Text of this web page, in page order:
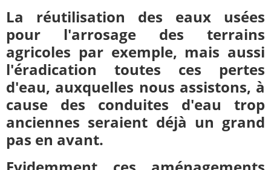
La réutilisation des eaux usées
pour l'arrosage des terrains
agricoles par exemple, mais aussi
l'éradication toutes ces pertes
d'eau, auxquelles nous assistons, à
cause des conduites d'eau trop
anciennes seraient déjà un grand
pas en avant.